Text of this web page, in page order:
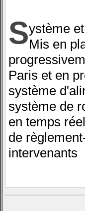
Système
Mis en
Paris et en
système
système de
en temps
de
intervenants